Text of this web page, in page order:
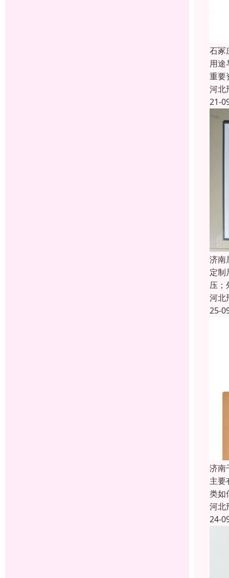
石冢
用途
重要
河北
21-
济南
定制
压；
河北
25-
济南
主要
类如
河北
24-